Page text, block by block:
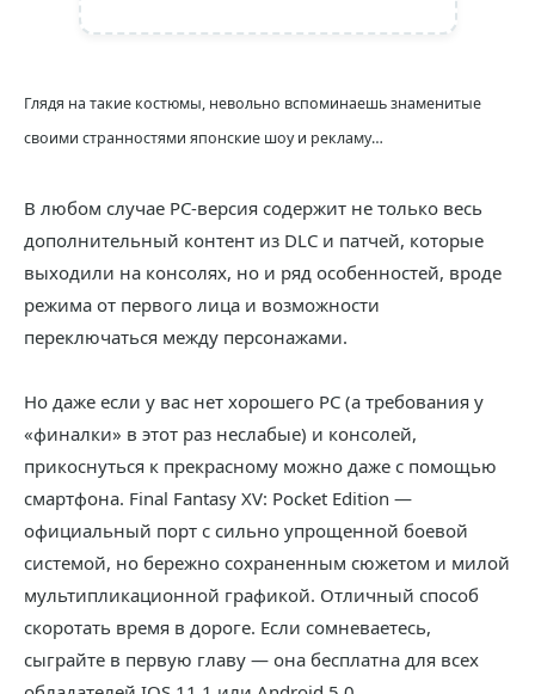
Глядя на такие костюмы, невольно вспоминаешь знаменитые
своими странностями японские шоу и рекламу…
В любом случае PC-версия содержит не только весь
дополнительный контент из DLC и патчей, которые
выходили на консолях, но и ряд особенностей, вроде
режима от первого лица и возможности
переключаться между персонажами.
Но даже если у вас нет хорошего PC (а требования у
«финалки» в этот раз неслабые) и консолей,
прикоснуться к прекрасному можно даже с помощью
смартфона. Final Fantasy XV: Pocket Edition —
официальный порт с сильно упрощенной боевой
системой, но бережно сохраненным сюжетом и милой
мультипликационной графикой. Отличный способ
скоротать время в дороге. Если сомневаетесь,
сыграйте в первую главу — она бесплатна для всех